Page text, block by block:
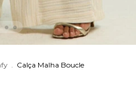
. Calça Malha Boucle